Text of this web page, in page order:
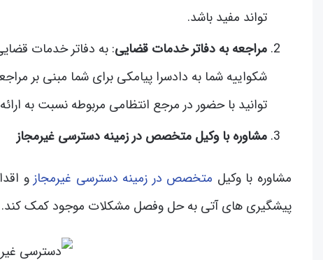
تواند مفید باشد.
مراجعه به دفاتر خدمات قضایی: به دفاتر خدمات
شکواییه شما به دادسرا پیامکی برای شما مبنی بر
توانید با حضور در مرجع انتظامی مربوطه نسبت به
مشاوره با وکیل متخصص در زمینه دسترسی غیرمجاز
مشاوره با وکیل متخصص در زمینه دسترسی غیرمجازو
پیشگیری های آتی به حل وفصل مشکلات موجود کمک کند.